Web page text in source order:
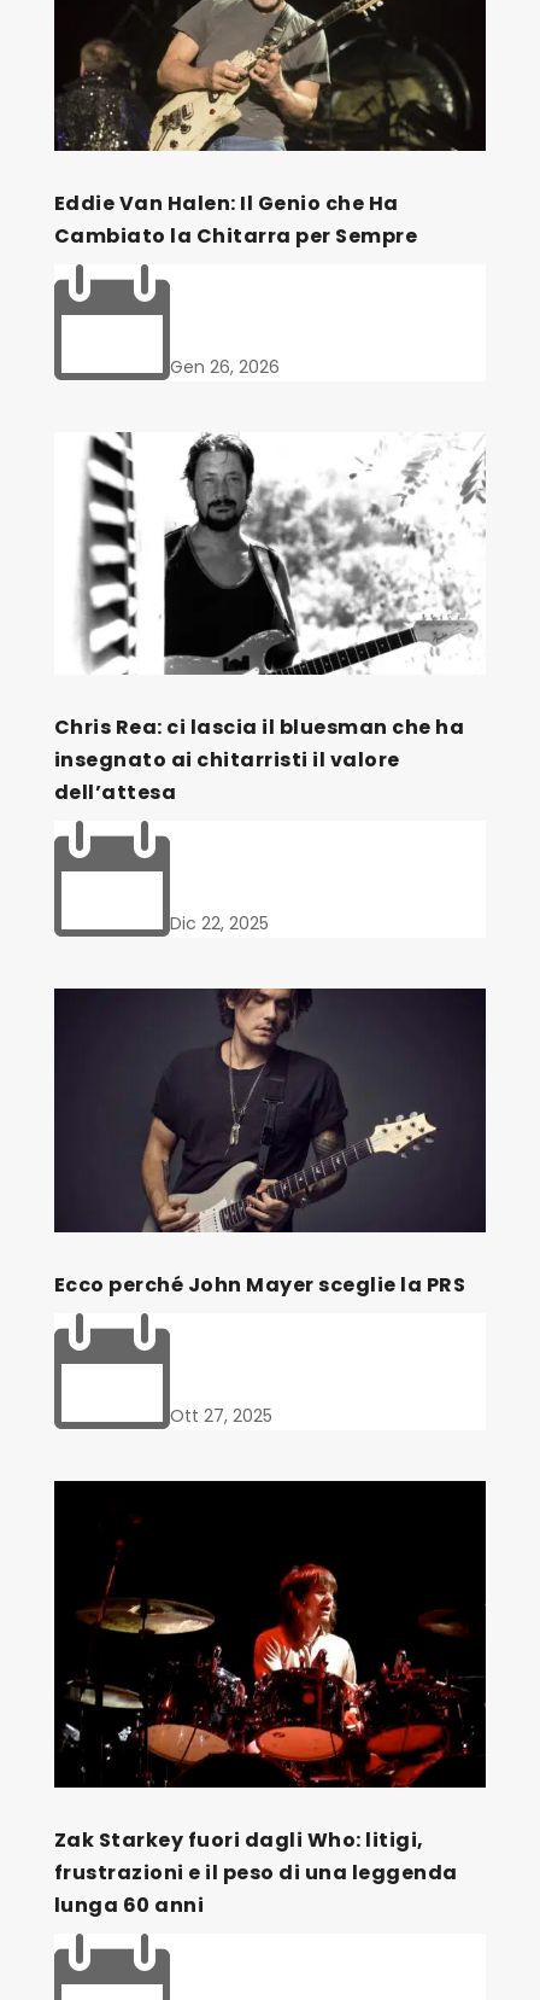
Eddie Van Halen: Il Genio che Ha
Cambiato la Chitarra per Sempre
Gen 26, 2026
Chris Rea: ci lascia il bluesman che ha
insegnato ai chitarristi il valore
dell’attesa
Dic 22, 2025
Ecco perché John Mayer sceglie la PRS
Ott 27, 2025
Zak Starkey fuori dagli Who: litigi,
frustrazioni e il peso di una leggenda
lunga 60 anni